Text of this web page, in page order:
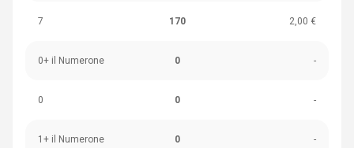
7 170 2,00 €
0+ il Numerone 0 -
0 0 -
1+ il Numerone 0 -